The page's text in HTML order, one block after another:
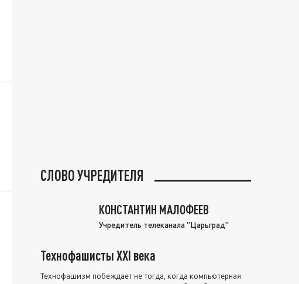
СЛОВО УЧРЕДИТЕЛЯ
КОНСТАНТИН МАЛОФЕЕВ
Учредитель телеканала "Царьград"
Технофашисты XXI века
Технофашизм побеждает не тогда, когда компьютерная